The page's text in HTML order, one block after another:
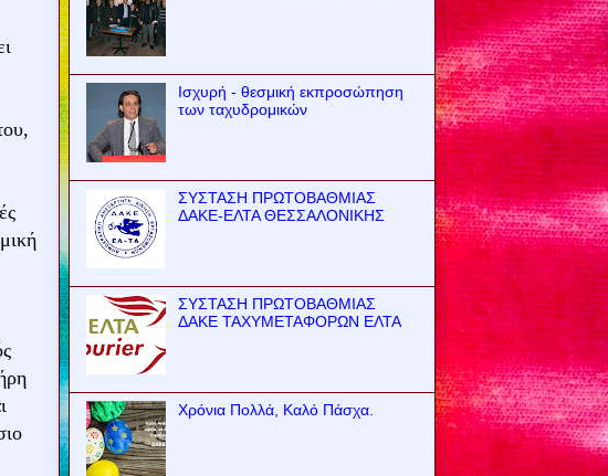
Ισχυρή - θεσμική εκπροσώπηση
των ταχυδρομικών
ΣΥΣΤΑΣΗ ΠΡΩΤΟΒΑΘΜΙΑΣ
ΔΑΚΕ-ΕΛΤΑ ΘΕΣΣΑΛΟΝΙΚΗΣ
ΣΥΣΤΑΣΗ ΠΡΩΤΟΒΑΘΜΙΑΣ
ΔΑΚΕ ΤΑΧΥΜΕΤΑΦΟΡΩΝ ΕΛΤΑ
Χρόνια Πολλά, Καλό Πάσχα.